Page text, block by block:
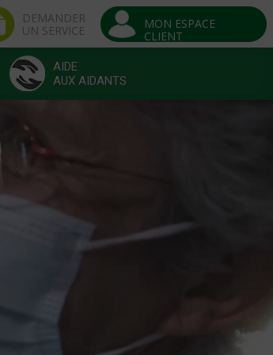
DEMANDER
UN SERVICE
MON ESPACE
CLIENT
AIDE
AUX AIDANTS